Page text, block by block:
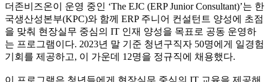
더존비즈온이 운영 중인 ‘The EJC (ERP Junior Consultant)’는 한
국생산성본부(KPC)와 함께 ERP 주니어 컨설턴트 양성에 초점
을 맞춰 현장실무 중심의 IT 인재 양성을 목표로 공동 운영하
는 프로그램이다. 2023년 말 기준 청년구직자 50명에게 일경험
기회를 제공하고, 이 가운데 12명을 정규직에 채용했다.